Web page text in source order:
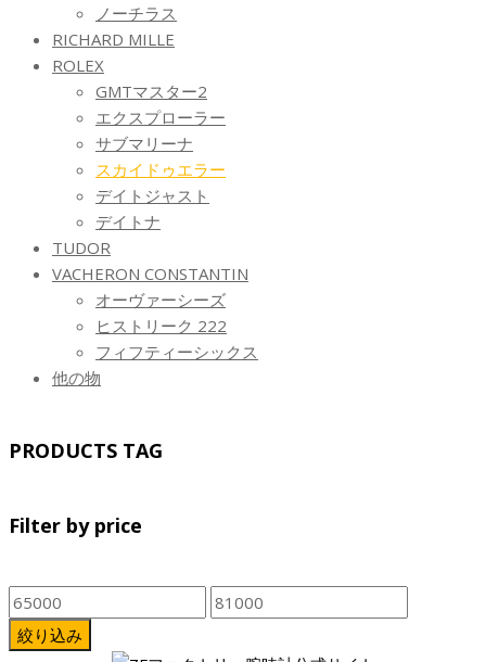
ノーチラス
RICHARD MILLE
ROLEX
GMTマスター2
エクスプローラー
サブマリーナ
スカイドゥエラー
デイトジャスト
デイトナ
TUDOR
VACHERON CONSTANTIN
オーヴァーシーズ
ヒストリーク 222
フィフティーシックス
他の物
PRODUCTS TAG
Filter by price
最
低
価
最
高
絞り込み